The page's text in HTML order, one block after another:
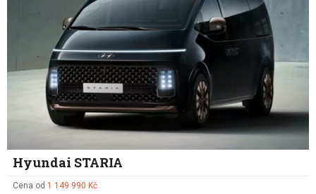
Hyundai STARIA
Cena od 1 149 990 Kč